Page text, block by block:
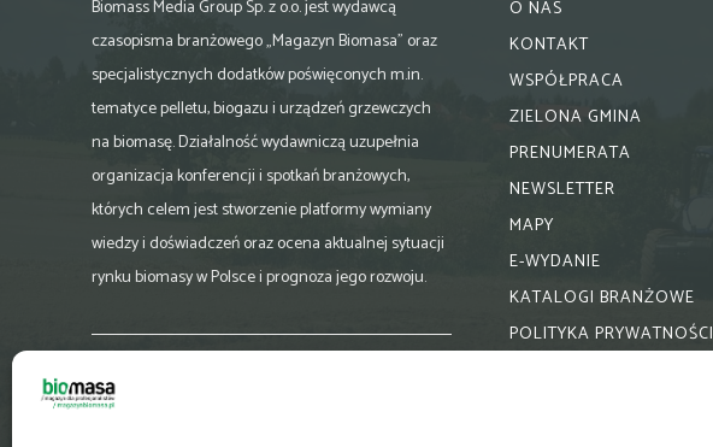
Biomass Media Group Sp. z o.o. jest wydawcą
czasopisma branżowego „Magazyn Biomasa” oraz
specjalistycznych dodatków poświęconych m.in.
tematyce pelletu, biogazu i urządzeń grzewczych
na biomasę. Działalność wydawniczą uzupełnia
organizacja konferencji i spotkań branżowych,
których celem jest stworzenie platformy wymiany
wiedzy i doświadczeń oraz ocena aktualnej sytuacji
rynku biomasy w Polsce i prognoza jego rozwoju.
biuro@magazynbiomasa.pl
O NAS
KONTAKT
WSPÓŁPRACA
ZIELONA GMINA
PRENUMERATA
NEWSLETTER
MAPY
E-WYDANIE
KATALOGI BRANŻOWE
POLITYKA PRYWATNOŚCI